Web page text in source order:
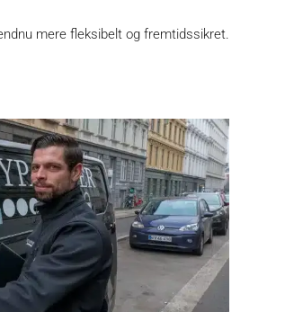
mere fleksibelt og fremtidssikret.